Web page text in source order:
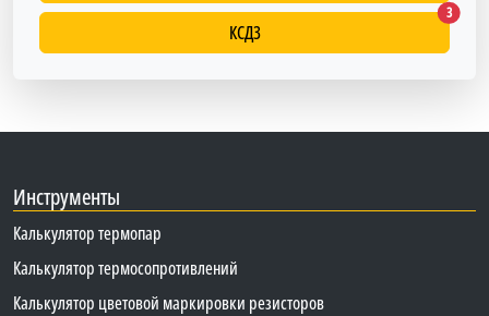
КСД3
3КСД3
Инструменты
Калькулятор термопар
Калькулятор термосопротивлений
Калькулятор цветовой маркировки резисторов